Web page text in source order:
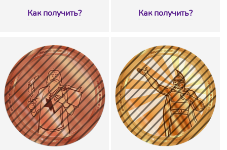
Как получить?
Как получить?